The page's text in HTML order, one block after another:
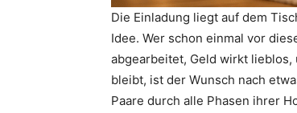
Die Einladung liegt auf dem
Idee. Wer schon einmal vor
abgearbeitet, Geld wirkt
bleibt, ist der Wunsch nach
Paare durch alle Phasen ihrer